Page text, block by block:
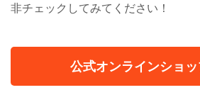
非チェックしてみてください！
公式オンラインショ